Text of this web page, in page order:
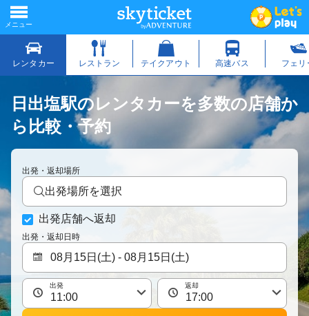
日出塩駅のレンタカーを多数の店舗か
ら比較・予約
出発・返却場所
出発場所を選択
出発店舗へ返却
出発・返却日時
出発 返却